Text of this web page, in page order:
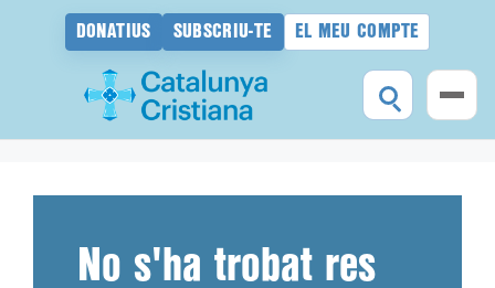
DONATIUS SUBSCRIU-TE EL MEU COMPTE
No s'ha trobat res